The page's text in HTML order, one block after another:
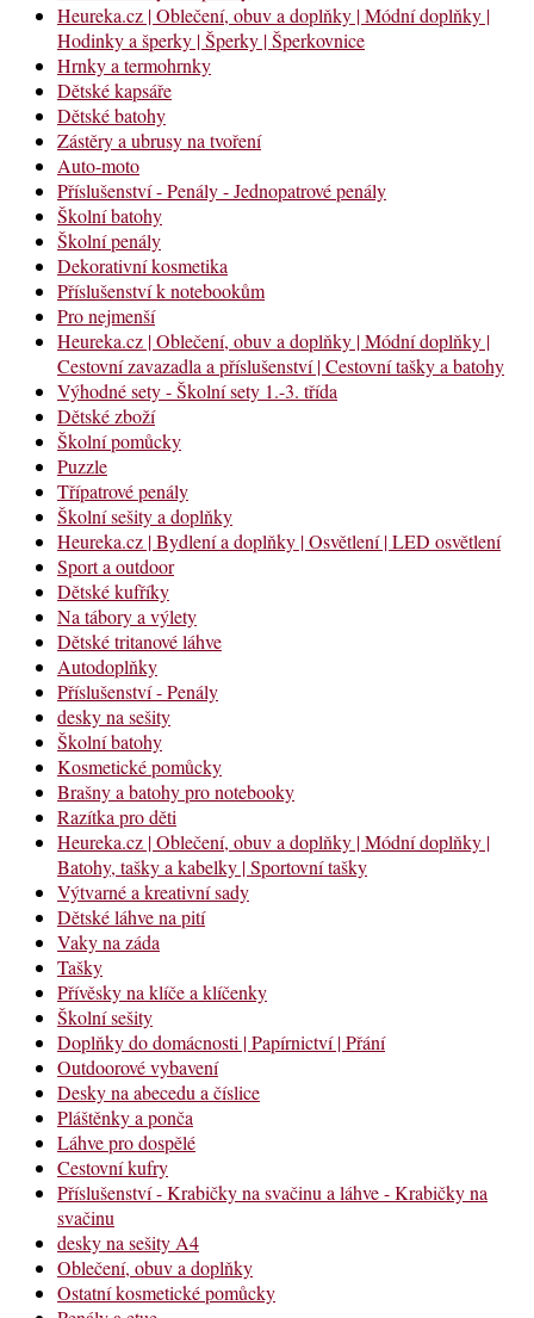
Heureka.cz | Oblečení, obuv a doplňky | Módní doplňky |
Hodinky a šperky | Šperky | Šperkovnice
Hrnky a termohrnky
Dětské kapsáře
Dětské batohy
Zástěry a ubrusy na tvoření
Auto-moto
Příslušenství - Penály - Jednopatrové penály
Školní batohy
Školní penály
Dekorativní kosmetika
Příslušenství k notebookům
Pro nejmenší
Heureka.cz | Oblečení, obuv a doplňky | Módní doplňky |
Cestovní zavazadla a příslušenství | Cestovní tašky a batohy
Výhodné sety - Školní sety 1.-3. třída
Dětské zboží
Školní pomůcky
Puzzle
Třípatrové penály
Školní sešity a doplňky
Heureka.cz | Bydlení a doplňky | Osvětlení | LED osvětlení
Sport a outdoor
Dětské kufříky
Na tábory a výlety
Dětské tritanové láhve
Autodoplňky
Příslušenství - Penály
desky na sešity
Školní batohy
Kosmetické pomůcky
Brašny a batohy pro notebooky
Razítka pro děti
Heureka.cz | Oblečení, obuv a doplňky | Módní doplňky |
Batohy, tašky a kabelky | Sportovní tašky
Výtvarné a kreativní sady
Dětské láhve na pití
Vaky na záda
Tašky
Přívěsky na klíče a klíčenky
Školní sešity
Doplňky do domácnosti | Papírnictví | Přání
Outdoorové vybavení
Desky na abecedu a číslice
Pláštěnky a ponča
Láhve pro dospělé
Cestovní kufry
Příslušenství - Krabičky na svačinu a láhve - Krabičky na
svačinu
desky na sešity A4
Oblečení, obuv a doplňky
Ostatní kosmetické pomůcky